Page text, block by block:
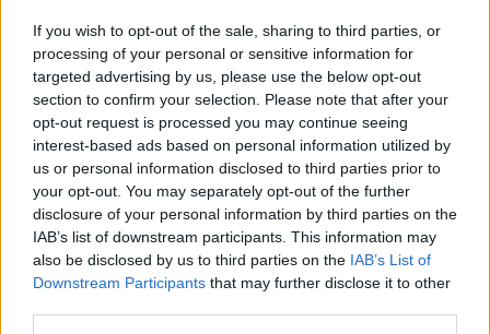
If you wish to opt-out of the sale, sharing to third parties, or
processing of your personal or sensitive information for
targeted advertising by us, please use the below opt-out
section to confirm your selection. Please note that after your
opt-out request is processed you may continue seeing
interest-based ads based on personal information utilized by
us or personal information disclosed to third parties prior to
your opt-out. You may separately opt-out of the further
disclosure of your personal information by third parties on the
IAB’s list of downstream participants. This information may
also be disclosed by us to third parties on the IAB’s List of
Downstream Participants that may further disclose it to other
Transylvania3., Jumanji-Vár a Jungel, Venom, Bosszúálló-
filmek, Aladdin. Felkészültél a kalandokra?